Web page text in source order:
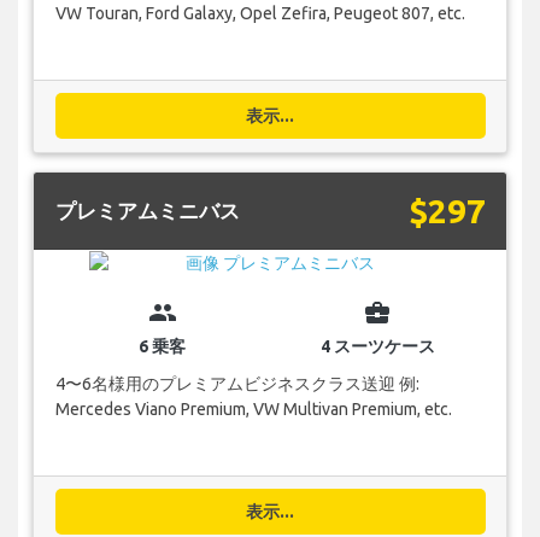
VW Touran, Ford Galaxy, Opel Zefira, Peugeot 807, etc.
表示...
プレミアムミニバス $297
group
6 乗客
business_center
4 スーツケース
4〜6名様用のプレミアムビジネスクラス送迎 例:
Mercedes Viano Premium, VW Multivan Premium, etc.
表示...